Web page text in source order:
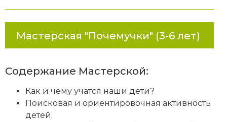
Мастерская "Почемучки" (3-6 лет)
Содержание Мастерской:
Как и чему учатся наши дети?
Поисковая и ориентировочная активность
детей.